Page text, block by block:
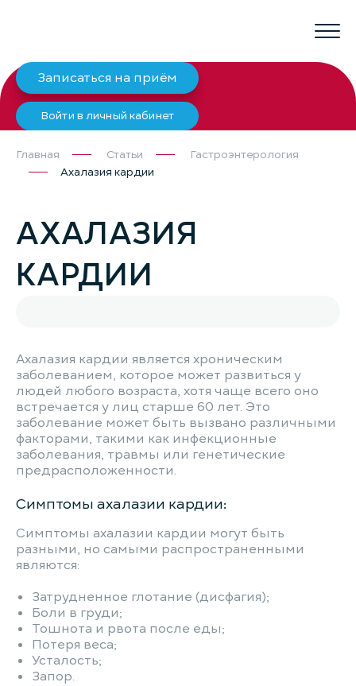
Записаться на приём
Войти в личный кабинет
Главная Статьи
Гастроэнтерология
Ахалазия кардии
АХАЛАЗИЯ
КАРДИИ
Ахалазия кардии является хроническим
заболеванием, которое может развиться у
людей любого возраста, хотя чаще всего оно
встречается у лиц старше 60 лет. Это
заболевание может быть вызвано различными
факторами, такими как инфекционные
заболевания, травмы или генетические
предрасположенности.
Симптомы ахалазии кардии:
Симптомы ахалазии кардии могут быть
разными, но самыми распространенными
являются:
Затрудненное глотание (дисфагия);
Боли в груди;
Тошнота и рвота после еды;
Потеря веса;
Усталость;
Запор.